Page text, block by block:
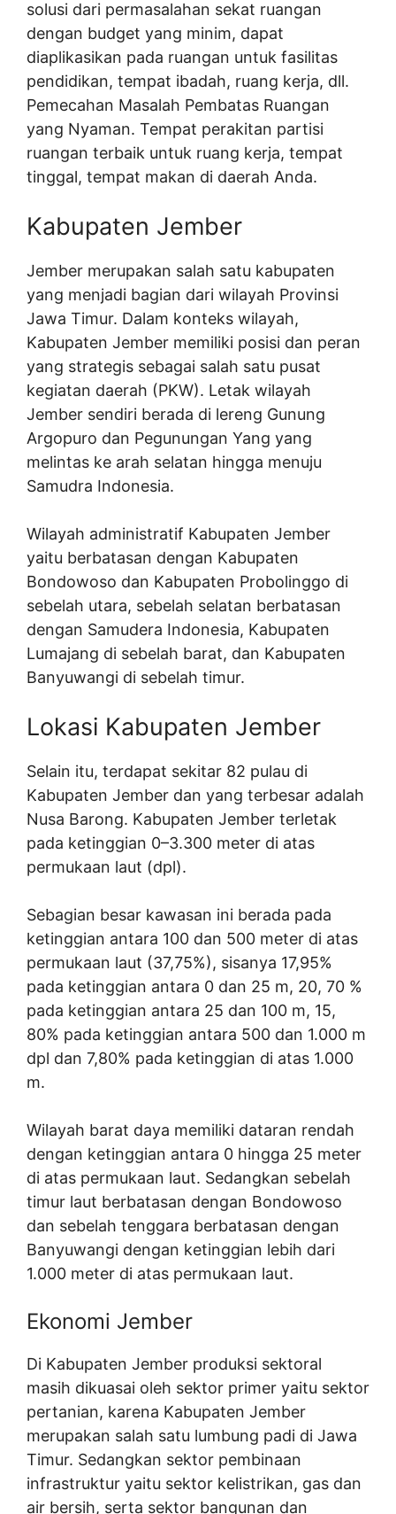
solusi dari permasalahan sekat ruangan
dengan budget yang minim, dapat
diaplikasikan pada ruangan untuk fasilitas
pendidikan, tempat ibadah, ruang kerja, dll.
Pemecahan Masalah Pembatas Ruangan
yang Nyaman. Tempat perakitan partisi
ruangan terbaik untuk ruang kerja, tempat
tinggal, tempat makan di daerah Anda.
Kabupaten Jember
Jember merupakan salah satu kabupaten
yang menjadi bagian dari wilayah Provinsi
Jawa Timur. Dalam konteks wilayah,
Kabupaten Jember memiliki posisi dan peran
yang strategis sebagai salah satu pusat
kegiatan daerah (PKW). Letak wilayah
Jember sendiri berada di lereng Gunung
Argopuro dan Pegunungan Yang yang
melintas ke arah selatan hingga menuju
Samudra Indonesia.
Wilayah administratif Kabupaten Jember
yaitu berbatasan dengan Kabupaten
Bondowoso dan Kabupaten Probolinggo di
sebelah utara, sebelah selatan berbatasan
dengan Samudera Indonesia, Kabupaten
Lumajang di sebelah barat, dan Kabupaten
Banyuwangi di sebelah timur.
Lokasi Kabupaten Jember
Selain itu, terdapat sekitar 82 pulau di
Kabupaten Jember dan yang terbesar adalah
Nusa Barong. Kabupaten Jember terletak
pada ketinggian 0–3.300 meter di atas
permukaan laut (dpl).
Sebagian besar kawasan ini berada pada
ketinggian antara 100 dan 500 meter di atas
permukaan laut (37,75%), sisanya 17,95%
pada ketinggian antara 0 dan 25 m, 20, 70 %
pada ketinggian antara 25 dan 100 m, 15,
80% pada ketinggian antara 500 dan 1.000 m
dpl dan 7,80% pada ketinggian di atas 1.000
m.
Wilayah barat daya memiliki dataran rendah
dengan ketinggian antara 0 hingga 25 meter
di atas permukaan laut. Sedangkan sebelah
timur laut berbatasan dengan Bondowoso
dan sebelah tenggara berbatasan dengan
Banyuwangi dengan ketinggian lebih dari
1.000 meter di atas permukaan laut.
Ekonomi Jember
Di Kabupaten Jember produksi sektoral
masih dikuasai oleh sektor primer yaitu sektor
pertanian, karena Kabupaten Jember
merupakan salah satu lumbung padi di Jawa
Timur. Sedangkan sektor pembinaan
infrastruktur yaitu sektor kelistrikan, gas dan
air bersih, serta sektor bangunan dan